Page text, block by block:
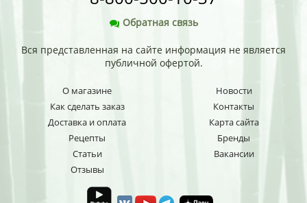
Обратная связь
Вся представленная на сайте информация не является
публичной офертой.
О магазине
Как сделать заказ
Доставка и оплата
Рецепты
Статьи
Отзывы
Новости
Контакты
Карта сайта
Бренды
Вакансии